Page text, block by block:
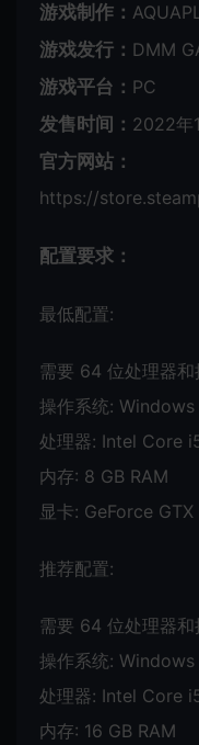
游戏制作：
游戏发行： DMM
游戏平台： PC
发售时间： 2022年
官方网站：
https://
配置要求：
最低配置:
需要 64 位处理器
操作系统:
处理器: Intel Core
内存: 8 GB RAM
显卡: GeForce
推荐配置:
需要 64 位处理器
操作系统:
处理器: Intel Core
内存: 16 GB RAM